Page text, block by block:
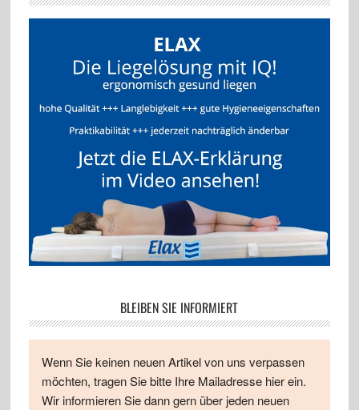
BLEIBEN SIE INFORMIERT
Wenn Sie keinen neuen Artikel von uns verpassen
möchten, tragen Sie bitte Ihre Mailadresse hier ein.
Wir informieren Sie dann gern über jeden neuen